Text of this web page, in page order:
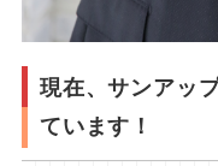
現在、サンアッ
ています！